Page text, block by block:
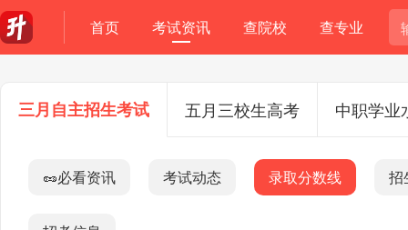
首页 考试资讯 查院校 查专业
三月自主招生考试 五月三校生高考 中职学业
🥜必看资讯 考试动态 录取分数线 招